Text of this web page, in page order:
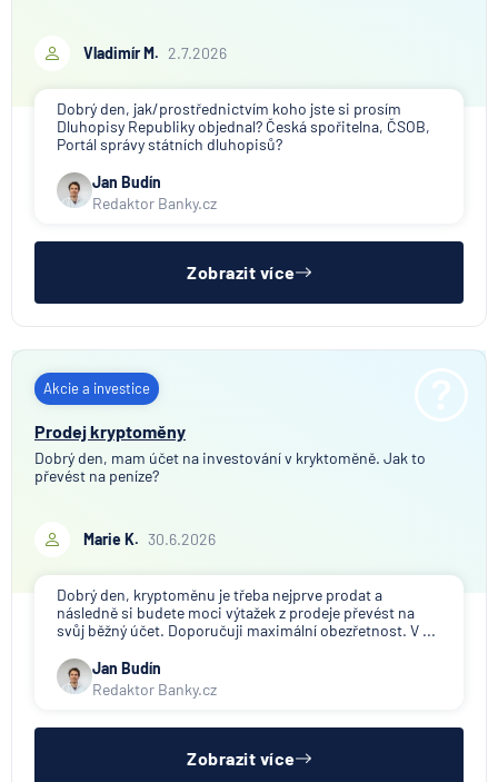
Vladimír M. 2.7.2026
Dobrý den, jak/prostřednictvím koho jste si prosím
Dluhopisy Republiky objednal? Česká spořitelna, ČSOB,
Portál správy státních dluhopisů?
Jan Budín
Redaktor Banky.cz
Zobrazit více
Akcie a investice
Prodej kryptoměny
Dobrý den, mam účet na investování v kryktoměně. Jak to
převést na peníze?
Marie K. 30.6.2026
Dobrý den, kryptoměnu je třeba nejprve prodat a
následně si budete moci výtažek z prodeje převést na
svůj běžný účet. Doporučuji maximální obezřetnost. V ...
Jan Budín
Redaktor Banky.cz
Zobrazit více